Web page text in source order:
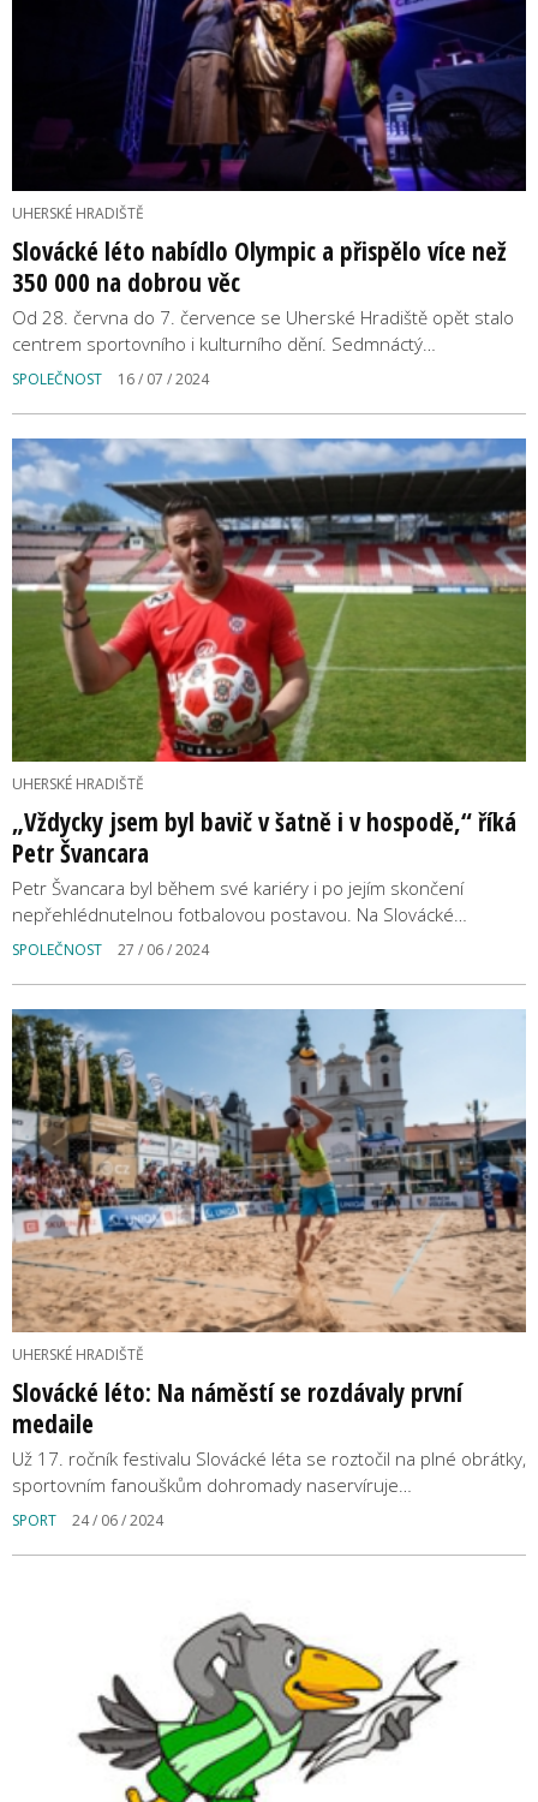
UHERSKÉ HRADIŠTĚ
Slovácké léto nabídlo Olympic a přispělo více než
350 000 na dobrou věc
Od 28. června do 7. července se Uherské Hradiště opět stalo
centrem sportovního i kulturního dění. Sedmnáctý…
SPOLEČNOST 16 / 07 / 2024
UHERSKÉ HRADIŠTĚ
„Vždycky jsem byl bavič v šatně i v hospodě,“ říká
Petr Švancara
Petr Švancara byl během své kariéry i po jejím skončení
nepřehlédnutelnou fotbalovou postavou. Na Slovácké…
SPOLEČNOST 27 / 06 / 2024
UHERSKÉ HRADIŠTĚ
Slovácké léto: Na náměstí se rozdávaly první
medaile
Už 17. ročník festivalu Slovácké léta se roztočil na plné obrátky,
sportovním fanouškům dohromady naservíruje…
SPORT 24 / 06 / 2024